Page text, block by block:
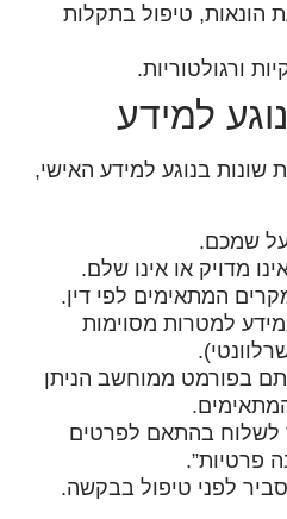
הונאות, טיפול בתקלות
ורגולטוריות.
שונות בנוגע למידע האישי,
על שמכם.
מדויק או אינו שלם.
המתאימים לפי דין.
למטרות מסוימות
בפורמט ממוחשב הניתן
לשלוח בהתאם לפרטים
פרטיות”.
סביר לפני טיפול בבקשה.